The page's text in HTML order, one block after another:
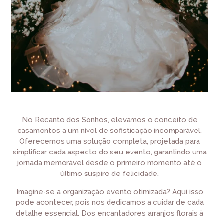
No Recanto dos Sonhos, elevamos o conceito de
casamentos a um nível de sofisticação incomparável.
Oferecemos uma solução completa, projetada para
simplificar cada aspecto do seu evento, garantindo uma
jornada memorável desde o primeiro momento até o
último suspiro de felicidade.
Imagine-se a organização evento otimizada? Aqui isso
pode acontecer, pois nos dedicamos a cuidar de cada
detalhe essencial. Dos encantadores arranjos florais à